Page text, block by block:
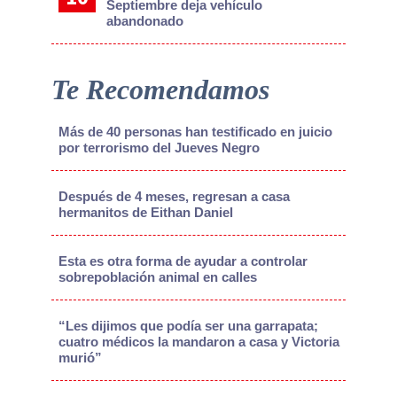
Septiembre deja vehículo
abandonado
Te Recomendamos
Más de 40 personas han testificado en juicio
por terrorismo del Jueves Negro
Después de 4 meses, regresan a casa
hermanitos de Eithan Daniel
Esta es otra forma de ayudar a controlar
sobrepoblación animal en calles
“Les dijimos que podía ser una garrapata;
cuatro médicos la mandaron a casa y Victoria
murió”